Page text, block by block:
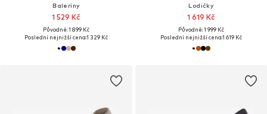
Baleríny
1 529 Kč
Původně: 1 899 Kč
Poslední nejnižší cena:1 329 Kč
Lodičky
1 619 Kč
Původně: 1 999 Kč
Poslední nejnižší cena:1 619 Kč